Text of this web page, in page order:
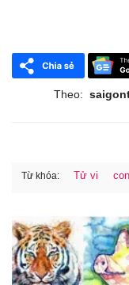
Theo:
Từ khóa: Tử vi